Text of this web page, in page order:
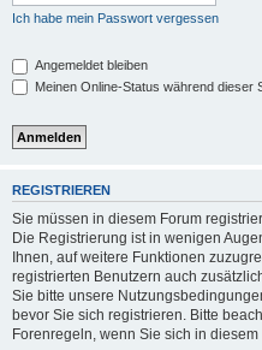
Ich habe mein Passwort vergessen
Angemeldet bleiben
Meinen Online-Status während dieser
REGISTRIEREN
Sie müssen in diesem Forum
Die Registrierung ist in wenigen
Ihnen, auf weitere Funktionen
registrierten Benutzern auch
Sie bitte unsere
bevor Sie sich registrieren. Bitte
Forenregeln, wenn Sie sich in diesem